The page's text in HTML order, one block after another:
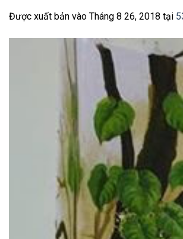
Được xuất bản vào Tháng 8 26, 2018 tại